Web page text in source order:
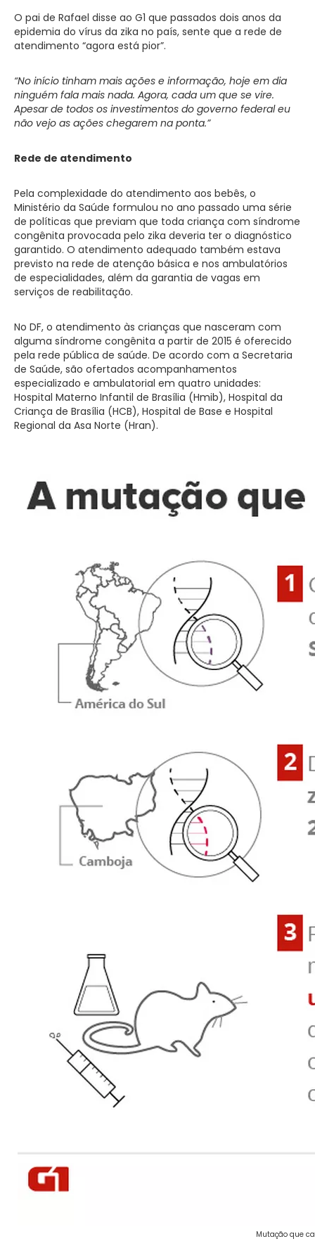
O pai de Rafael disse ao G1 que passados dois anos da
epidemia do vírus da zika no país, sente que a rede de
atendimento “agora está pior”.
“No início tinham mais ações e informação, hoje em dia
ninguém fala mais nada. Agora, cada um que se vire.
Apesar de todos os investimentos do governo federal eu
não vejo as ações chegarem na ponta.”
Rede de atendimento
Pela complexidade do atendimento aos bebês, o
Ministério da Saúde formulou no ano passado uma série
de políticas que previam que toda criança com síndrome
congênita provocada pelo zika deveria ter o diagnóstico
garantido. O atendimento adequado também estava
previsto na rede de atenção básica e nos ambulatórios
de especialidades, além da garantia de vagas em
serviços de reabilitação.
No DF, o atendimento às crianças que nasceram com
alguma síndrome congênita a partir de 2015 é oferecido
pela rede pública de saúde. De acordo com a Secretaria
de Saúde, são ofertados acompanhamentos
especializado e ambulatorial em quatro unidades:
Hospital Materno Infantil de Brasília (Hmib), Hospital da
Criança de Brasília (HCB), Hospital de Base e Hospital
Regional da Asa Norte (Hran).
Mutação que